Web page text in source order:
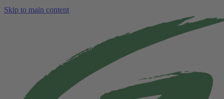
Skip to main content